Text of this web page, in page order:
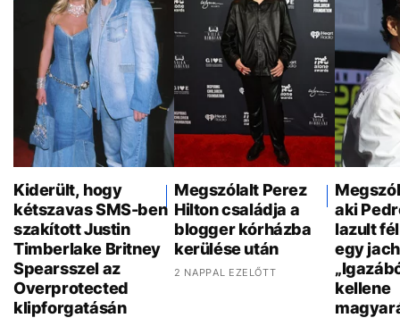
Kiderült, hogy
kétszavas SMS-ben
szakított Justin
Timberlake Britney
Spearsszel az
Overprotected
klipforgatásán
Megszólalt Perez
Hilton családja a
blogger kórházba
kerülése után
2 NAPPAL EZELŐTT
aki
lazult
egy
kellene